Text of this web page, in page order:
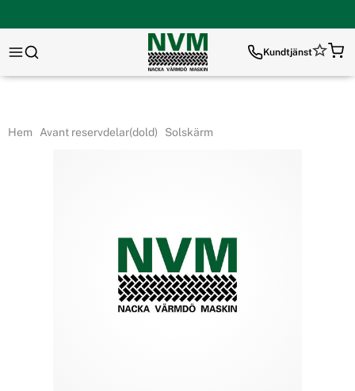
Kundtjänst
Hem Avant reservdelar(dold) Solskärm